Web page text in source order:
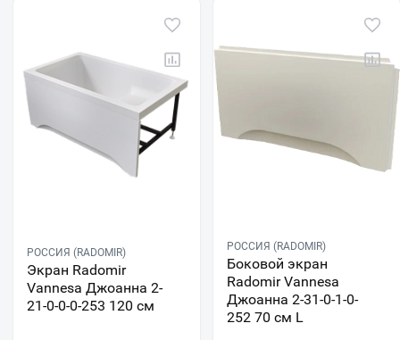
РОССИЯ (RADOMIR)
Экран Radomir
Vannesa Джоанна 2-
21-0-0-0-253 120 см
РОССИЯ (RADOMIR)
Боковой экран
Radomir Vannesa
Джоанна 2-31-0-1-0-
252 70 см L